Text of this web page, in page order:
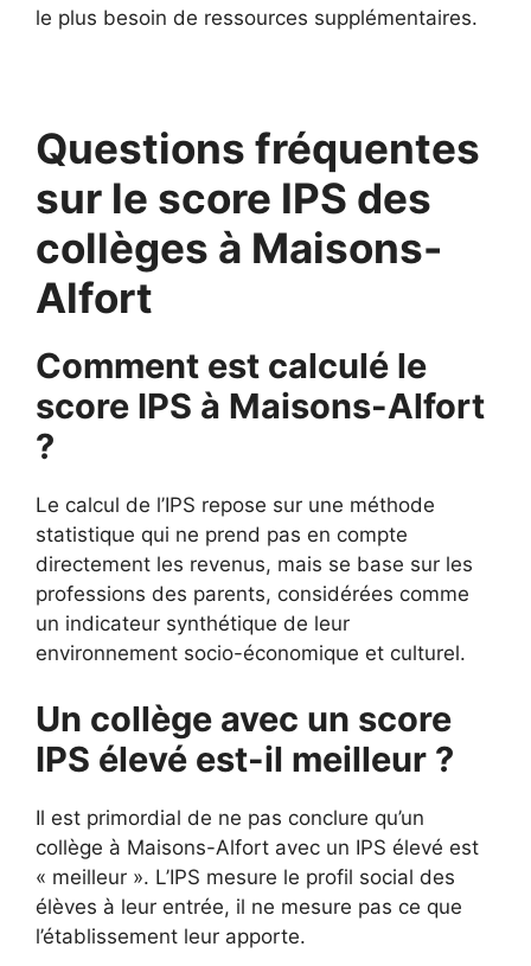
le plus besoin de ressources supplémentaires.
Questions fréquentes
sur le score IPS des
collèges à Maisons-
Alfort
Comment est calculé le
score IPS à Maisons-Alfort
?
Le calcul de l’IPS repose sur une méthode
statistique qui ne prend pas en compte
directement les revenus, mais se base sur les
professions des parents, considérées comme
un indicateur synthétique de leur
environnement socio-économique et culturel.
Un collège avec un score
IPS élevé est-il meilleur ?
Il est primordial de ne pas conclure qu’un
collège à Maisons-Alfort avec un IPS élevé est
« meilleur ». L’IPS mesure le profil social des
élèves à leur entrée, il ne mesure pas ce que
l’établissement leur apporte.